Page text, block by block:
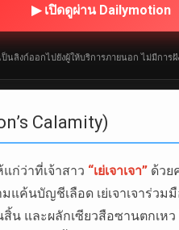
▶ เปิดดูผ่าน Dailymotion
ป็นลิงก์ออกไปยังผู้ให้บริการภายนอก ไม่มีการ
Calamity)
ว่าที่เจ้าสาว “เย่เจาเจา” ด้วย
แค้นบัญชีเลือด เย่เจาเจาร่ว
น และผลักเซียวสือซานตกเห